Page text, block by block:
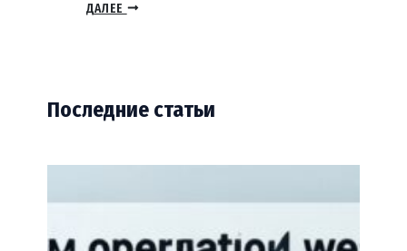
ДАЛЕЕ
Последние статьи